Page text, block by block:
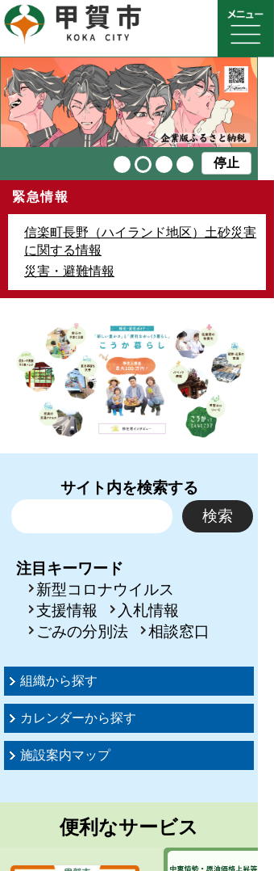
停止
緊急情報
信楽町長野（ハイランド地区）土砂災害
に関する情報
災害・避難情報
サイト内を検索する
注目キーワード
新型コロナウイルス
支援情報
入札情報
ごみの分別法
相談窓口
組織から探す
カレンダーから探す
施設案内マップ
便利なサービス